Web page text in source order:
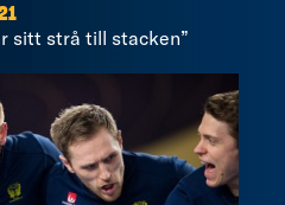
sitt strå till stacken”